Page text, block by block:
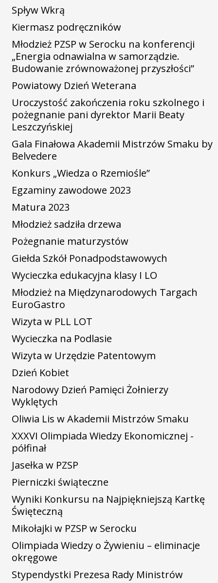
Spływ Wkrą
Kiermasz podręczników
Młodzież PZSP w Serocku na konferencji
„Energia odnawialna w samorządzie.
Budowanie zrównoważonej przyszłości”
Powiatowy Dzień Weterana
Uroczystość zakończenia roku szkolnego i
pożegnanie pani dyrektor Marii Beaty
Leszczyńskiej
Gala Finałowa Akademii Mistrzów Smaku by
Belvedere
Konkurs „Wiedza o Rzemiośle”
Egzaminy zawodowe 2023
Matura 2023
Młodzież sadziła drzewa
Pożegnanie maturzystów
Giełda Szkół Ponadpodstawowych
Wycieczka edukacyjna klasy I LO
Młodzież na Międzynarodowych Targach
EuroGastro
Wizyta w PLL LOT
Wycieczka na Podlasie
Wizyta w Urzędzie Patentowym
Dzień Kobiet
Narodowy Dzień Pamięci Żołnierzy
Wyklętych
Oliwia Lis w Akademii Mistrzów Smaku
XXXVI Olimpiada Wiedzy Ekonomicznej -
półfinał
Jasełka w PZSP
Pierniczki świąteczne
Wyniki Konkursu na Najpiękniejszą Kartkę
Święteczną
Mikołajki w PZSP w Serocku
Olimpiada Wiedzy o Żywieniu – eliminacje
okręgowe
Stypendystki Prezesa Rady Ministrów